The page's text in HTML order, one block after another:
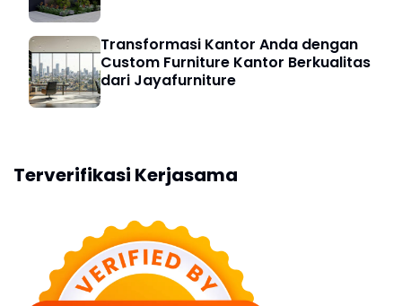
Transformasi Kantor Anda dengan
Custom Furniture Kantor Berkualitas
dari Jayafurniture
Terverifikasi Kerjasama